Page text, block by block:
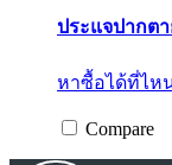
จาก
5
ดาว
ประแจปากต
หาซื้อได้ที่ไห
Compare